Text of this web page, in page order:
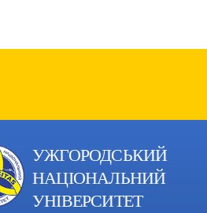
УЖГОРОДСЬКИЙ
НАЦІОНАЛЬНИЙ
УНІВЕРСИТЕТ